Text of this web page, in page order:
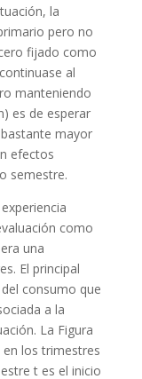
la
pero no
fijado como
al
manteniendo
es de esperar
mayor
efectos
semestre.
como
una
El principal
consumo que
a la
La Figura
los trimestres
t es el inicio